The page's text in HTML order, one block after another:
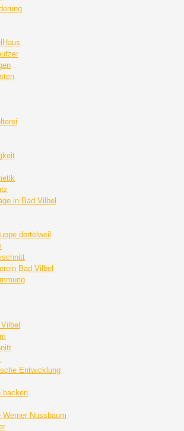
in Bad Vilbel
dortelweil
Bad Vilbel
Entwicklung
backen
Werner Nussbaum